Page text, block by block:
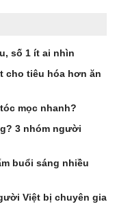
số 1 ít ai nhìn
cho tiêu hóa hơn ăn
mọc nhanh?
3 nhóm người
buổi sáng nhiều
Việt bị chuyên gia